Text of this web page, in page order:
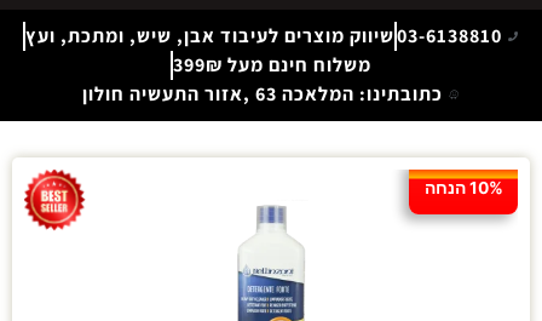
03-6138810שיווק מוצרים לעיבוד אבן, שיש, ומתכת, ועץ
משלוח חינם מעל 399₪
כתובתינו: המלאכה 63 ,אזור התעשיה חולון
10% הנחה